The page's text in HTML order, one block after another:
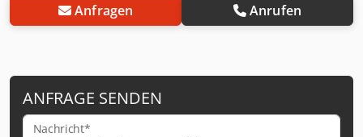
Anfragen Anrufen
ANFRAGE SENDEN
Nachricht*